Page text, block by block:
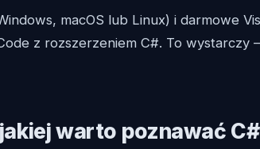
macOS lub Linux) i darmowe
z rozszerzeniem C#. To
warto poznawać C#